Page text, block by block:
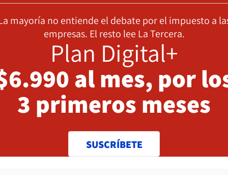
mayoría no entiende el debate por el impuesto a
empresas. El resto lee La Tercera.
Plan Digital+
al mes, por
3 primeros meses
SUSCRÍBETE